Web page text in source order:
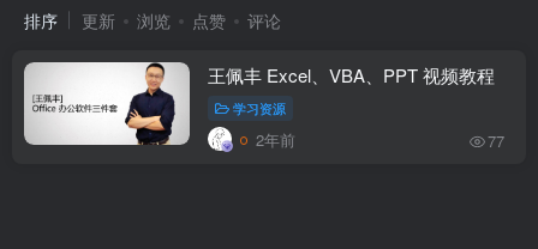
排序 更新 浏览 点赞 评论
王佩丰 Excel、VBA、PPT 视频教程
学习资源
2年前 77